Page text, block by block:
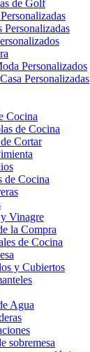
de Golf
Personalizadas
Personalizados
Personalizadas
Cocina
de Cocina
Cortar
de Cocina
Vinagre
la Compra
de Cocina
y Cubiertos
Agua
sobremesa